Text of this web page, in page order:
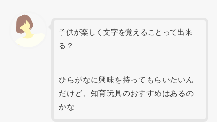
子供が楽しく文字を覚えることって出来
る？
ひらがなに興味を持ってもらいたいん
だけど、知育玩具のおすすめはあるの
かな